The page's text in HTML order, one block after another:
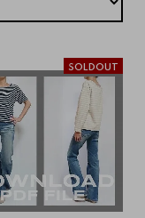
SOLDOUT